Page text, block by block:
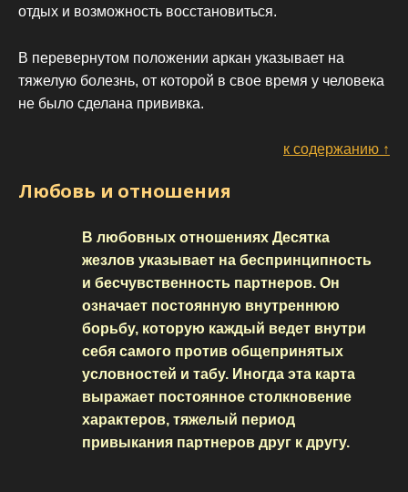
отдых и возможность восстановиться.
В перевернутом положении аркан указывает на
тяжелую болезнь, от которой в свое время у человека
не было сделана прививка.
к содержанию ↑
Любовь и отношения
В любовных отношениях Десятка
жезлов указывает на беспринципность
и бесчувственность партнеров. Он
означает постоянную внутреннюю
борьбу, которую каждый ведет внутри
себя самого против общепринятых
условностей и табу. Иногда эта карта
выражает постоянное столкновение
характеров, тяжелый период
привыкания партнеров друг к другу.